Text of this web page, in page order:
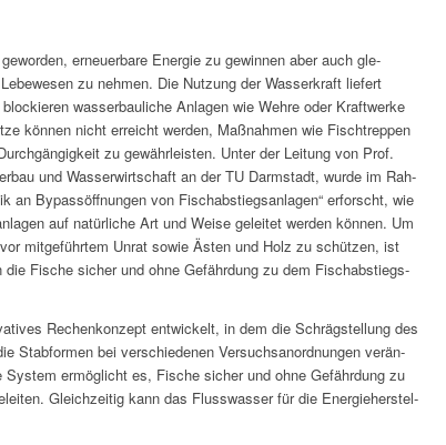
erneuer­bare Energie zu gewin­nen aber auch gle­
zu nehmen. Die Nutzung der Wasserkraft liefert
wasser­bauliche Anla­gen wie Wehre oder Kraftwerke
kön­nen nicht erre­icht wer­den, Maß­nah­men wie Fis­chtrep­pen
zu gewährleis­ten. Unter der Leitung von Prof.
und Wasser­wirtschaft an der TU Darm­stadt, wurde im Rah­
an Bypassöff­nun­gen von Fisch­ab­stiegsan­la­gen“ erforscht, wie
auf natür­liche Art und Weise geleit­et wer­den kön­nen. Um
mit­ge­führtem Unrat sowie Ästen und Holz zu schützen, ist
die Fis­che sich­er und ohne Gefährdung zu dem Fisch­ab­stiegs­
Rechenkonzept entwick­elt, in dem die Schräg­stel­lung des
Stab­for­men bei ver­schiede­nen Ver­such­sanord­nun­gen verän­
ermöglicht es, Fis­che sich­er und ohne Gefährdung zu
Gle­ichzeit­ig kann das Fluss­wass­er für die Energieherstel­